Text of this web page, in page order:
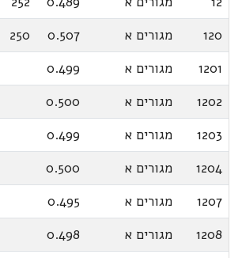
120
מגורים א 0.507
250
1201
מגורים א
0.499
1202
מגורים א
0.500
1203
מגורים א
0.499
1204
מגורים א
0.500
1207
מגורים א
0.495
1208
מגורים א
0.498